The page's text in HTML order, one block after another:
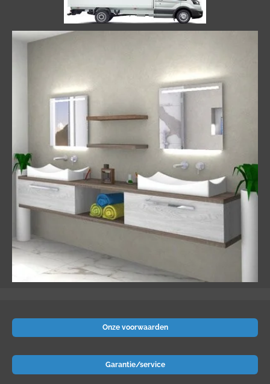
Onze voorwaarden
Garantie/service